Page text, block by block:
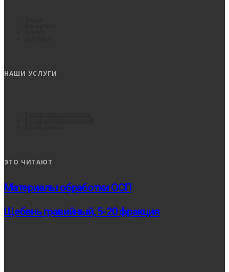
НАШИ УСЛУГИ
ЭТО ЧИТАЮТ
Материалы обработки ОСП
Щебень гравийный, 5-20 фракция